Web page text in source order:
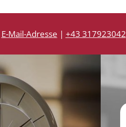
E-Mail-Adresse | +43 317923042